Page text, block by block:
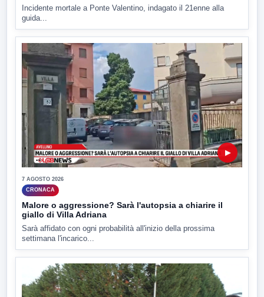
Incidente mortale a Ponte Valentino, indagato il 21enne alla
guida...
▶
7 AGOSTO 2026
CRONACA
Malore o aggressione? Sarà l'autopsia a chiarire il
giallo di Villa Adriana
Sarà affidato con ogni probabilità all'inizio della prossima
settimana l'incarico...